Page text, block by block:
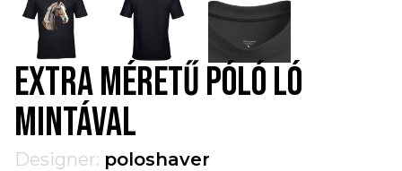
EXTRA MÉRETŰ PÓLÓ LÓ
MINTÁVAL
Designer: poloshaver